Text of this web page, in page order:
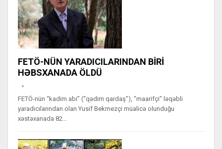
FETÖ-NÜN YARADICILARINDAN BİRİ
HƏBSXANADA ÖLDÜ
FETÖ-nün “kadim abi” (“qədim qardaş”), "maarifçi" ləqəbli
yaradıcılarından olan Yusif Bekmezçi müalicə olunduğu
xəstəxanada 82…